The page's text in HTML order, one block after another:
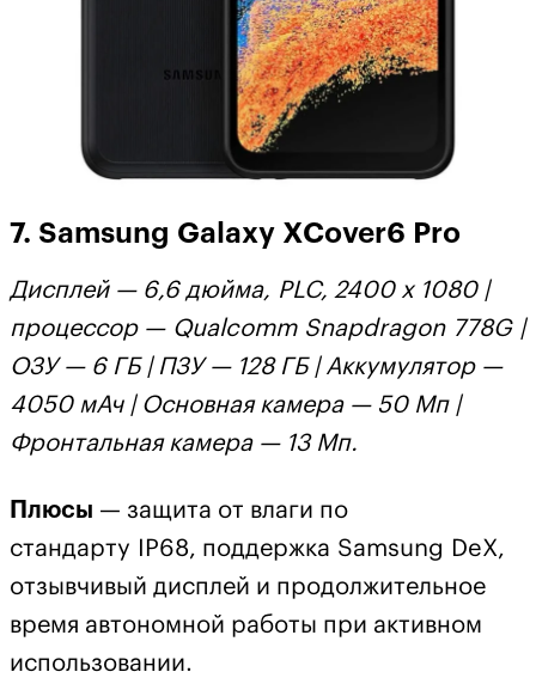
7. Samsung Galaxy XCover6 Pro
Дисплей — 6,6 дюйма, PLC, 2400 х 1080 |
процессор — Qualcomm Snapdragon 778G |
ОЗУ — 6 ГБ | ПЗУ — 128 ГБ | Аккумулятор —
4050 мАч | Основная камера — 50 Мп |
Фронтальная камера — 13 Мп.
Плюсы — защита от влаги по
стандарту IP68, поддержка Samsung DeX,
отзывчивый дисплей и продолжительное
время автономной работы при активном
использовании.